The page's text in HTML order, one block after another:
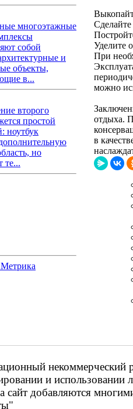
многоэтажные
собой
и
объекты,
в...
второго
простой
ноутбук
но
те...
Уделите
При
можно
отдыха.
в
некоммерческий
и использовании
сайт добавляются